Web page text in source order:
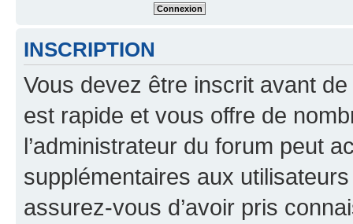
INSCRIPTION
Vous devez être inscrit avant
est rapide et vous offre de
l’administrateur du forum peut
supplémentaires aux
assurez-vous d’avoir pris